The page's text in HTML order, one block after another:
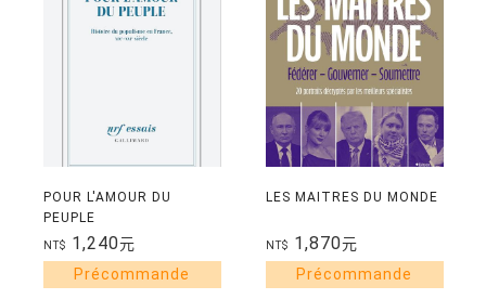
POUR L'AMOUR DU
PEUPLE
NT$ 1,240元
LES MAITRES DU MONDE
NT$ 1,870元